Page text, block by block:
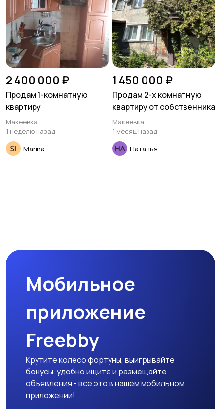
Гаражи и
машиноместа
2 400 000 ₽
Продам 1-комнатную
квартиру
Макеевка
1 неделю назад
Marina
1 450 000 ₽
Продам 2-х комнатную
квартиру от собственника
Макеевка
1 месяц назад
Наталья
Мобильное
приложение
Freebby
Крутите колесо фортуны, выигрывайте
бонусы, удобно ищите и размещайте
объявления - все это в нашем мобильном
приложении!